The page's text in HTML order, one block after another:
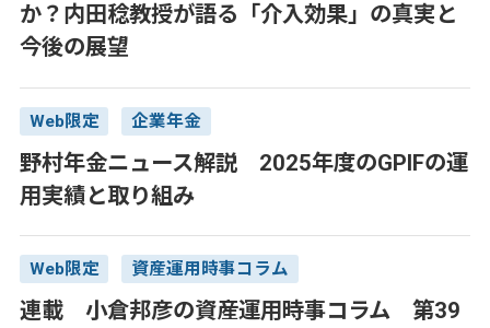
か？内田稔教授が語る「介入効果」の真実と
今後の展望
Web限定 企業年金
野村年金ニュース解説 2025年度のGPIFの運
用実績と取り組み
Web限定 資産運用時事コラム
連載 小倉邦彦の資産運用時事コラム 第39